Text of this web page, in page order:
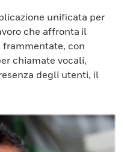
unificata per
che affronta il
con
chiamate vocali,
degli utenti, il